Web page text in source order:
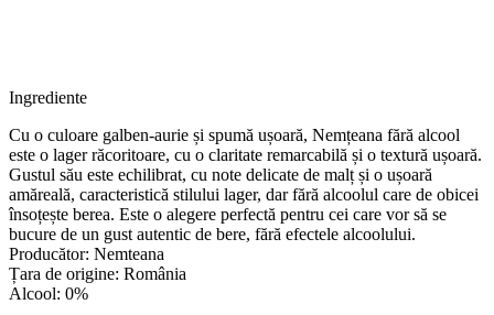
Ingrediente
Cu o culoare galben-aurie și spumă ușoară, Nemțeana fără alcool
este o lager răcoritoare, cu o claritate remarcabilă și o textură ușoară.
Gustul său este echilibrat, cu note delicate de malț și o ușoară
amăreală, caracteristică stilului lager, dar fără alcoolul care de obicei
însoțește berea. Este o alegere perfectă pentru cei care vor să se
bucure de un gust autentic de bere, fără efectele alcoolului.
Producător: Nemteana
Țara de origine: România
Alcool: 0%